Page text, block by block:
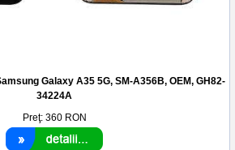
Galaxy A35 5G, SM-A356B, OEM, GH82-
34224A
Preţ: 360 RON